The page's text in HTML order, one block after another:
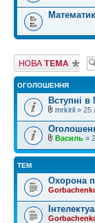
Створити нову
тему
ОГОЛОШЕННЯ
Вступні в
mrkiril » 25
Василь »
ТЕМ
Охорона